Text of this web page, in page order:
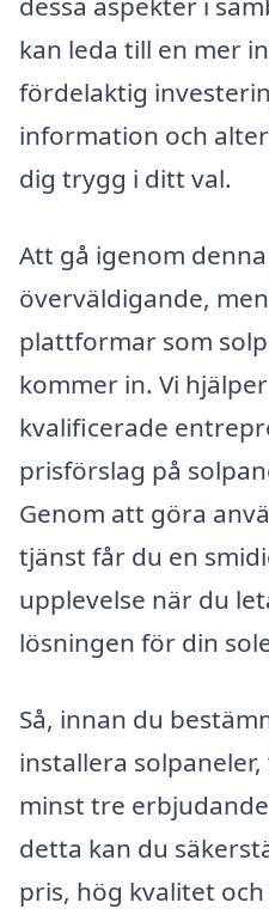
kan leda till en mer
fördelaktig
information och
dig trygg i ditt val.
Att gå igenom
överväldigande,
plattformar som
kommer in. Vi
kvalificerade
prisförslag på
Genom att göra
tjänst får du en
upplevelse när du
lösningen för din
Så, innan du
installera
minst tre
detta kan du
pris, hög kvalitet